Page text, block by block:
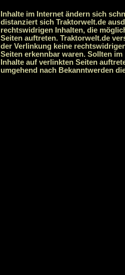
Inhalte im Internet ändern sich
distanziert sich Traktorwelt.de
rechtswidrigen Inhalten, die
Seiten auftreten. Traktorwelt.de
der Verlinkung keine
Seiten erkennbar waren. Sollten
Inhalte auf verlinkten Seiten
umgehend nach Bekanntwerden